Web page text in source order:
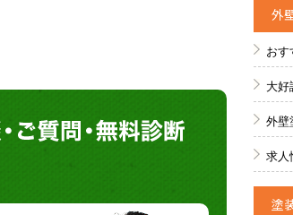
外
おす
大好
外壁
求人
塗
塗装や防水・